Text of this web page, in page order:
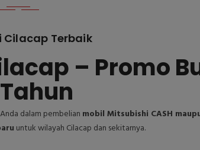
Cilacap Terbaik
– Promo
dalam pembelian mobil Mitsubishi CASH
untuk wilayah Cilacap dan sekitarnya.